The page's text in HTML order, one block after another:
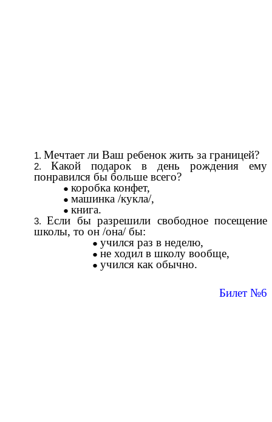
Мечтает ли Ваш ребенок жить за границей?
Какой подарок в день рождения ему
понравился бы больше всего?
коробка конфет,
машинка /кукла/,
книга.
Если бы разрешили свободное посещение
школы, то он /она/ бы:
учился раз в неделю,
не ходил в школу вообще,
учился как обычно.
Билет №6